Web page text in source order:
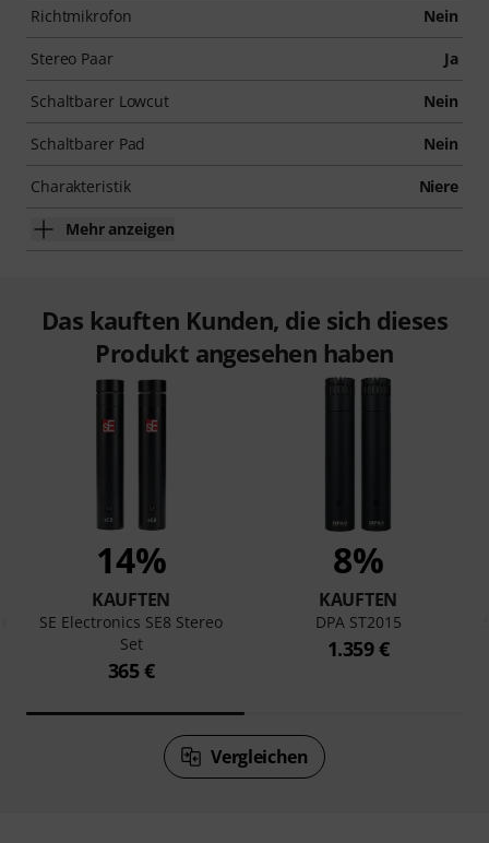
Richtmikrofon Nein
Stereo Paar Ja
Schaltbarer Lowcut Nein
Schaltbarer Pad Nein
Charakteristik Niere
Mehr anzeigen
Das kauften Kunden, die sich dieses
Produkt angesehen haben
14%
KAUFTEN
SE Electronics SE8 Stereo
Set
365 €
8%
KAUFTEN
DPA ST2015
1.359 €
Vergleichen